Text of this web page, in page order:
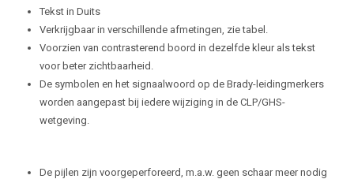
Tekst in Duits
Verkrijgbaar in verschillende afmetingen, zie tabel.
Voorzien van contrasterend boord in dezelfde kleur als tekst
voor beter zichtbaarheid.
De symbolen en het signaalwoord op de Brady-leidingmerkers
worden aangepast bij iedere wijziging in de CLP/GHS-
wetgeving.
De pijlen zijn voorgeperforeerd, m.a.w. geen schaar meer nodig